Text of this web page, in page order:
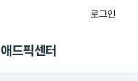
로그인
애드픽센터
멤버십 센터